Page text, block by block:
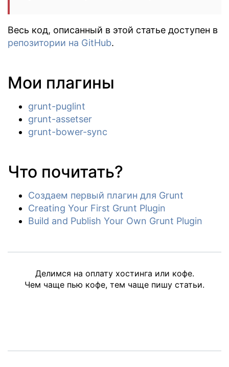
Весь код, описанный в этой статье доступен в
репозитории на GitHub.
Мои плагины
grunt-puglint
grunt-assetser
grunt-bower-sync
Что почитать?
Создаем первый плагин для Grunt
Creating Your First Grunt Plugin
Build and Publish Your Own Grunt Plugin
Делимся на оплату хостинга или кофе.
Чем чаще пью кофе, тем чаще пишу статьи.